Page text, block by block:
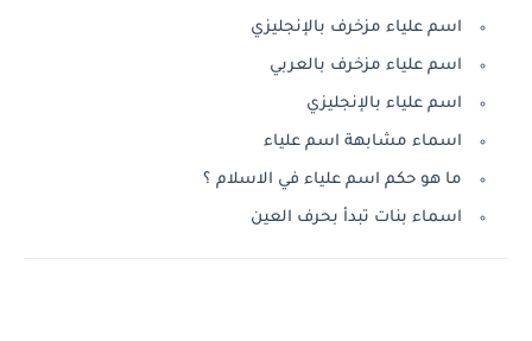
اسم علياء مزخرف بالإنجليزي
اسم علياء مزخرف بالعربي
اسم علياء بالإنجليزي
اسماء مشابهة اسم علياء
ما هو حكم اسم علياء في الاسلام ؟
اسماء بنات تبدأ بحرف العين